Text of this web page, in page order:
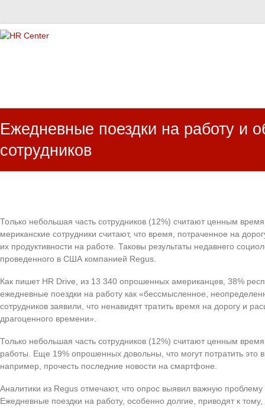
Ежедневные поездки на работу и
сотрудников
Только небольшая часть сотрудников (12%) считают ценным время
мериканские сотрудники считают, что время, потраченное на
их продуктивности на работе. Таковы результаты недавнего
проведенного в США компанией Regus.
Как пишет HR Drive, из 13 340 опрошенных американцев, 38%
ежедневные поездки на работу как «бессмысленное,
сотрудников заявили, что ненавидят тратить время на дорогу и
драгоценного времени».
Только небольшая часть сотрудников (12%) считают ценным
работы. Еще 19% опрошенных довольны, что могут потратить это
например, прочесть последние новости на смартфоне.
Аналитики из Regus отмечают, что опрос выявил важную
Ежедневные поездки на работу, особенно долгие, приводят к тому,